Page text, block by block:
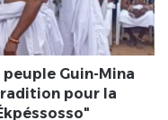
peuple Guin-Mina
pour la